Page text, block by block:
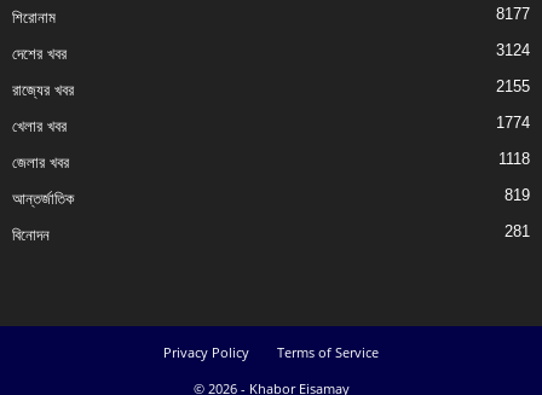
শিরোনাম 8177
দেশের খবর 3124
রাজ্যের খবর 2155
খেলার খবর 1774
জেলার খবর 1118
আন্তর্জাতিক 819
বিনোদন 281
Privacy Policy
Terms of Service
© 2026 - Khabor Eisamay